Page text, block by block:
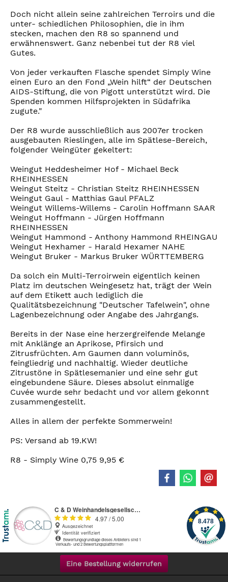
Doch nicht allein seine zahlreichen Terroirs und die
unter- schiedlichen Philosophien, die in ihm
stecken, machen den R8 so spannend und
erwähnenswert. Ganz nebenbei tut der R8 viel
Gutes.
Von jeder verkauften Flasche spendet Simply Wine
einen Euro an den Fond „Wein hilft“ der Deutschen
AIDS-Stiftung, die von Pigott unterstützt wird. Die
Spenden kommen Hilfsprojekten in Südafrika
zugute."
Der R8 wurde ausschließlich aus 2007er trocken
ausgebauten Rieslingen, alle im Spätlese-Bereich,
folgender Weingüter gekeltert:
Weingut Heddesheimer Hof - Michael Beck
RHEINHESSEN
Weingut Steitz - Christian Steitz RHEINHESSEN
Weingut Gaul - Matthias Gaul PFALZ
Weingut Willems-Willems - Carolin Hoffmann SAAR
Weingut Hoffmann - Jürgen Hoffmann
RHEINHESSEN
Weingut Hammond - Anthony Hammond RHEINGAU
Weingut Hexhamer - Harald Hexamer NAHE
Weingut Bruker - Markus Bruker WÜRTTEMBERG
Da solch ein Multi-Terroirwein eigentlich keinen
Platz im deutschen Weingesetz hat, trägt der Wein
auf dem Etikett auch lediglich die
Qualitätsbezeichnung "Deutscher Tafelwein", ohne
Lagenbezeichnung oder Angabe des Jahrgangs.
Bereits in der Nase eine herzergreifende Melange
mit Anklänge an Aprikose, Pfirsich und
Zitrusfrüchten. Am Gaumen dann voluminös,
feingliedrig und nachhaltig. Wieder deutliche
Zitrustöne in Spätlesemanier und eine sehr gut
eingebundene Säure. Dieses absolut einmalige
Cuvée wurde sehr bedacht und vor allem gekonnt
zusammengestellt.
Alles in allem der perfekte Sommerwein!
PS: Versand ab 19.KW!
R8 - Simply Wine 0,75 9,95 €
Eine Bestellung widerrufen